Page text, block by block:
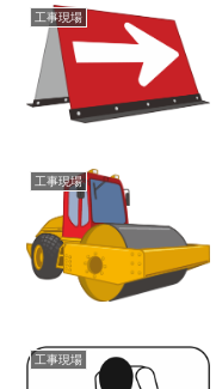
工事現場
工事現場
工事現場